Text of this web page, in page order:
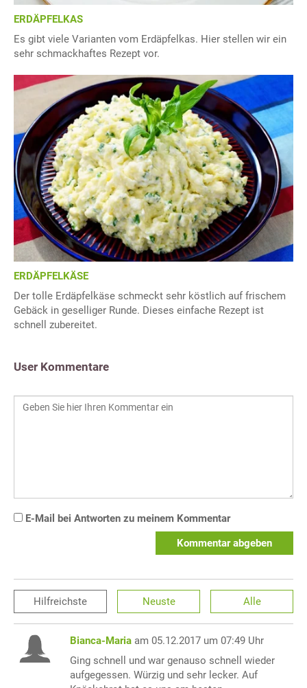
ERDÄPFELKAS
Es gibt viele Varianten vom Erdäpfelkas. Hier stellen wir ein
sehr schmackhaftes Rezept vor.
ERDÄPFELKÄSE
Der tolle Erdäpfelkäse schmeckt sehr köstlich auf frischem
Gebäck in geselliger Runde. Dieses einfache Rezept ist
schnell zubereitet.
User Kommentare
E-Mail bei Antworten zu meinem Kommentar
Kommentar abgeben
Hilfreichste Neuste Alle
Bianca-Maria am 05.12.2017 um 07:49 Uhr
Ging schnell und war genauso schnell wieder
aufgegessen. Würzig und sehr lecker. Auf